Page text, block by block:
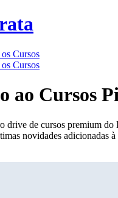
Cursos
Cursos
ao Cursos
drive de cursos premium
novidades adicionadas à